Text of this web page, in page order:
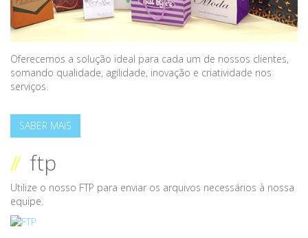
Oferecemos a solução ideal para cada um de nossos clientes,
somando qualidade, agilidade, inovação e criatividade nos
serviços.
SABER MAIS
// ftp
Utilize o nosso FTP para enviar os arquivos necessários à nossa
equipe.